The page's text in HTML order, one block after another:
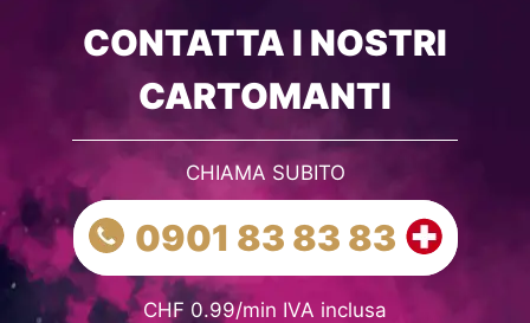
CONTATTA I NOSTRI
CARTOMANTI
CHIAMA SUBITO
0901 83 83 83
CHF 0.99/min IVA inclusa